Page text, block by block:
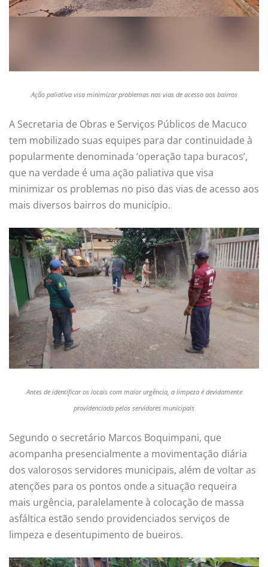
Ação paliativa visa minimizar problemas nas vias de acesso aos bairros
A Secretaria de Obras e Serviços Públicos de Macuco
tem mobilizado suas equipes para dar continuidade à
popularmente denominada ‘operação tapa buracos’,
que na verdade é uma ação paliativa que visa
minimizar os problemas no piso das vias de acesso aos
mais diversos bairros do município.
Antes de identificar os locais com maior urgência, a limpeza é devidamente
providenciada pelos servidores municipais
Segundo o secretário Marcos Boquimpani, que
acompanha presencialmente a movimentação diária
dos valorosos servidores municipais, além de voltar as
atenções para os pontos onde a situação requeira
mais urgência, paralelamente à colocação de massa
asfáltica estão sendo providenciados serviços de
limpeza e desentupimento de bueiros.